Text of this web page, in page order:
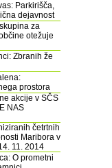
Parkirišča,
dejavnost
za
otežuje
Zbranih že
prostora
akcije v SČS
NAS
četrtnih
Maribora v
11. 2014
O prometni